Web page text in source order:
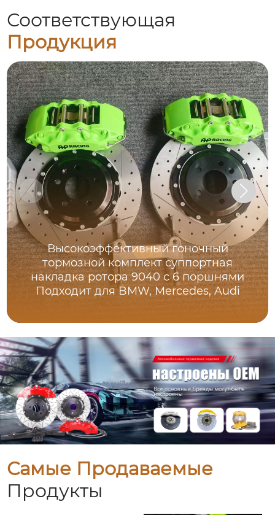
Соответствующая
Продукция
Высокоэффективный гоночный
тормозной комплект суппортная
накладка ротора 9040 с 6 поршнями
Подходит для BMW, Mercedes, Audi
Самые Продаваемые
Продукты